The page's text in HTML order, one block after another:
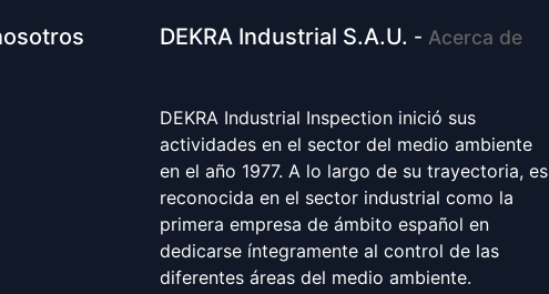
DEKRA Industrial S.A.U. - Acerca de
DEKRA Industrial Inspection inició sus
actividades en el sector del medio ambiente
en el año 1977. A lo largo de su trayectoria, es
reconocida en el sector industrial como la
primera empresa de ámbito español en
dedicarse íntegramente al control de las
diferentes áreas del medio ambiente.